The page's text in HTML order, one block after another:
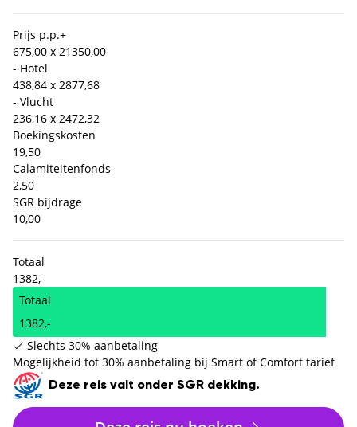
Prijs p.p.+
675,00 x 21350,00
- Hotel
438,84 x 2877,68
- Vlucht
236,16 x 2472,32
Boekingskosten
19,50
Calamiteitenfonds
2,50
SGR bijdrage
10,00
Totaal
1382,-
Totaal
1382,-
Slechts 30% aanbetaling
Mogelijkheid tot 30% aanbetaling bij Smart of Comfort tarief
Deze reis valt onder SGR dekking.